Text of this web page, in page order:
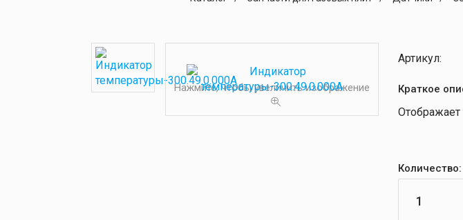
Нажмите, чтобы увеличить изображение
Артикул:
Краткое
Количество: